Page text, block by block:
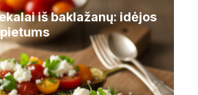
iš baklažanų: idėjos